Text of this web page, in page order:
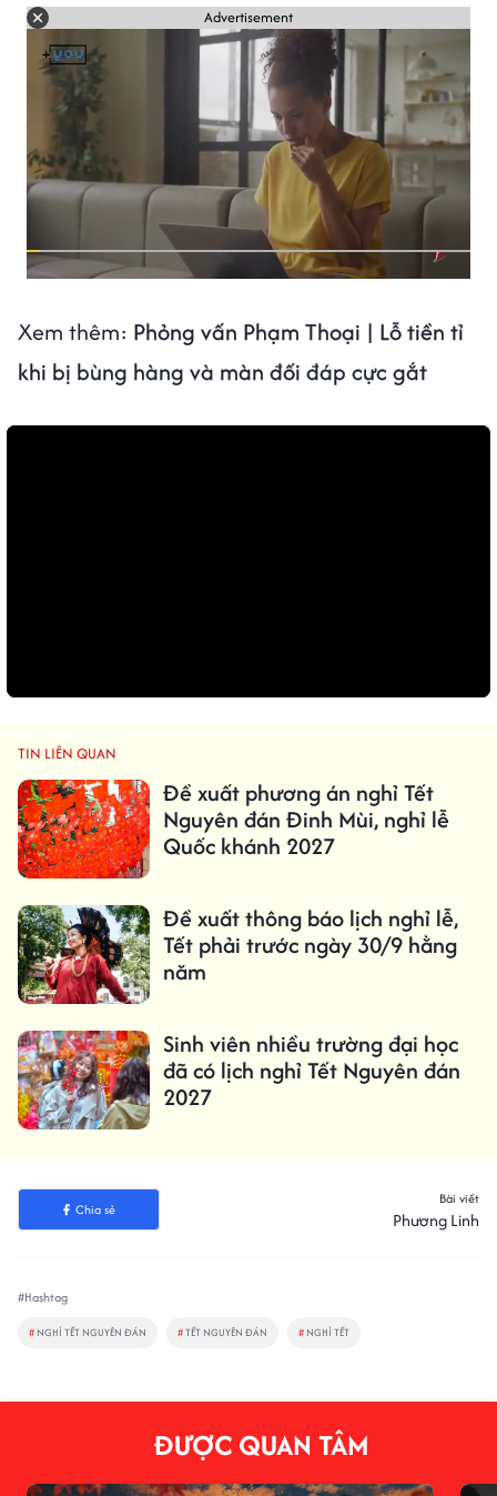
Advertisement
Xem thêm: Phỏng vấn Phạm Thoại | Lỗ tiền tỉ
khi bị bùng hàng và màn đối đáp cực gắt
TIN LIÊN QUAN
Đề xuất phương án nghỉ Tết
Nguyên đán Đinh Mùi, nghỉ lễ
Quốc khánh 2027
Đề xuất thông báo lịch nghỉ lễ,
Tết phải trước ngày 30/9 hằng
năm
Sinh viên nhiều trường đại học
đã có lịch nghỉ Tết Nguyên đán
2027
Chia sẻ
Bài viết
Phương Linh
#Hashtag
# NGHỈ TẾT NGUYÊN ĐÁN #TẾT NGUYÊN ĐÁN # NGHỈ TẾT
ĐƯỢC QUAN TÂM